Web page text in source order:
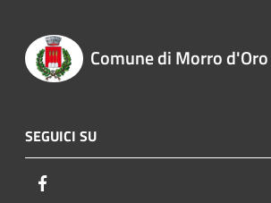
Comune di Morro d'Oro
SEGUICI SU